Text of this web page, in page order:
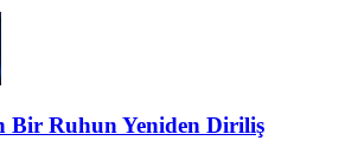
Bir Ruhun Yeniden Diriliş